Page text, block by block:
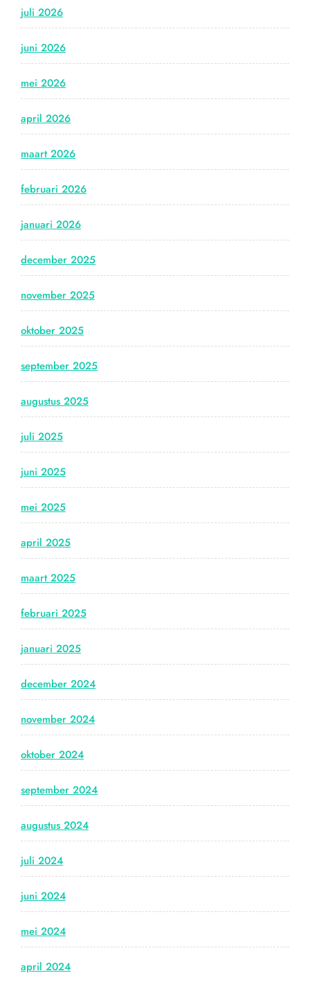
juli 2026
juni 2026
mei 2026
april 2026
maart 2026
februari 2026
januari 2026
december 2025
november 2025
oktober 2025
september 2025
augustus 2025
juli 2025
juni 2025
mei 2025
april 2025
maart 2025
februari 2025
januari 2025
december 2024
november 2024
oktober 2024
september 2024
augustus 2024
juli 2024
juni 2024
mei 2024
april 2024